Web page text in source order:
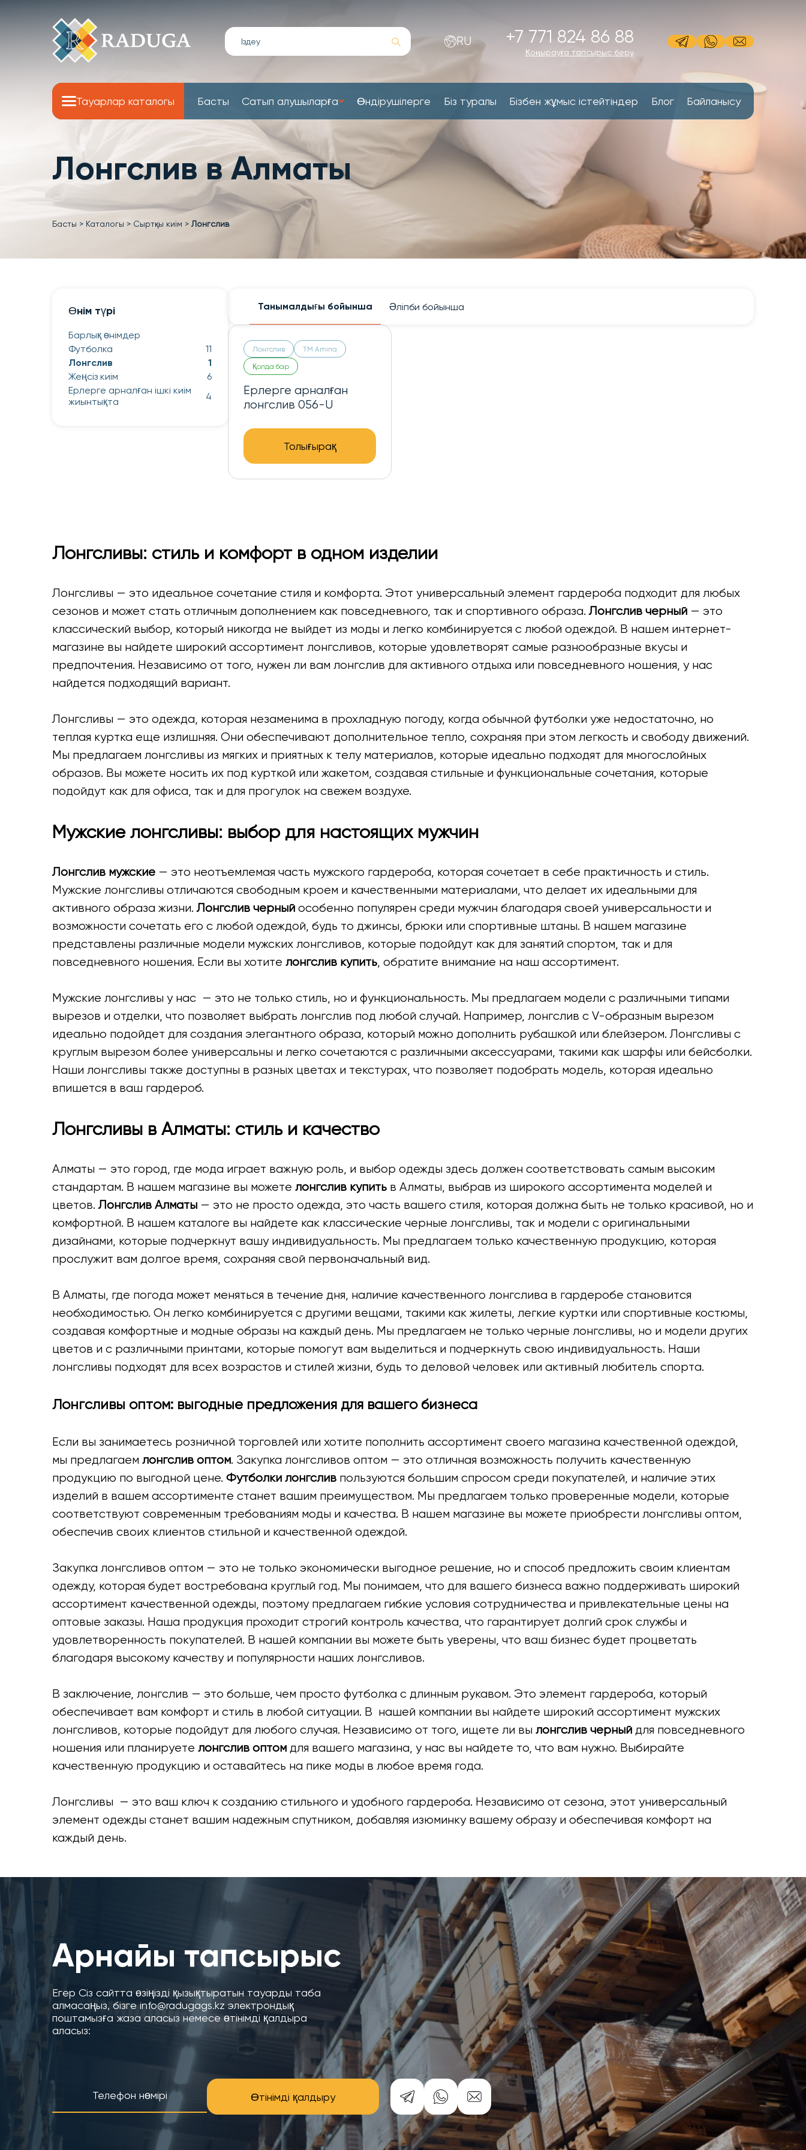
RU +7 771 824 86 88
Қоңырауға тапсырыс беру
Тауарлар каталогы Басты Сатып алушыларға Өндірушілерге Біз туралы Бізбен жұмыс істейтіндер Блог Байланысу
Лонгслив в Алматы
Басты > Каталогы > Сыртқы киім > Лонгслив
Өнім түрі
Барлық өнімдер
Футболка
11
Лонгслив
1
Жеңсіз киім
6
Ерлерге арналған ішкі киім
жиынтықта
4
Танымалдығы бойынша Әліпби бойынша
Лонгслив ТМ Amina
Қолда бар
Ерлерге арналған
лонгслив 056-U
Толығырақ
Лонгсливы: стиль и комфорт в одном изделии
Лонгсливы — это идеальное сочетание стиля и комфорта. Этот универсальный элемент гардероба подходит для любых
сезонов и может стать отличным дополнением как повседневного, так и спортивного образа.Лонгслив черный — это
классический выбор, который никогда не выйдет из моды и легко комбинируется с любой одеждой. В нашем интернет-
магазине вы найдете широкий ассортимент лонгсливов, которые удовлетворят самые разнообразные вкусы и
предпочтения. Независимо от того, нужен ли вам лонгслив для активного отдыха или повседневного ношения, у нас
найдется подходящий вариант.
Лонгсливы — это одежда, которая незаменима в прохладную погоду, когда обычной футболки уже недостаточно, но
теплая куртка еще излишняя. Они обеспечивают дополнительное тепло, сохраняя при этом легкость и свободу движений.
Мы предлагаем лонгсливы из мягких и приятных к телу материалов, которые идеально подходят для многослойных
образов. Вы можете носить их под курткой или жакетом, создавая стильные и функциональные сочетания, которые
подойдут как для офиса, так и для прогулок на свежем воздухе.
Мужские лонгсливы: выбор для настоящих мужчин
Лонгслив мужские — это неотъемлемая часть мужского гардероба, которая сочетает в себе практичность и стиль.
Мужские лонгсливы отличаются свободным кроем и качественными материалами, что делает их идеальными для
активного образа жизни.Лонгслив черный особенно популярен среди мужчин благодаря своей универсальности и
возможности сочетать его с любой одеждой, будь то джинсы, брюки или спортивные штаны. В нашем магазине
представлены различные модели мужских лонгсливов, которые подойдут как для занятий спортом, так и для
повседневного ношения. Если вы хотите лонгслив купить, обратите внимание на наш ассортимент.
Мужские лонгсливы у нас — это не только стиль, но и функциональность. Мы предлагаем модели с различными типами
вырезов и отделки, что позволяет выбрать лонгслив под любой случай. Например, лонгслив с V-образным вырезом
идеально подойдет для создания элегантного образа, который можно дополнить рубашкой или блейзером. Лонгсливы с
круглым вырезом более универсальны и легко сочетаются с различными аксессуарами, такими как шарфы или бейсболки.
Наши лонгсливы также доступны в разных цветах и текстурах, что позволяет подобрать модель, которая идеально
впишется в ваш гардероб.
Лонгсливы в Алматы: стиль и качество
Алматы — это город, где мода играет важную роль, и выбор одежды здесь должен соответствовать самым высоким
стандартам. В нашем магазине вы можете лонгслив купить в Алматы, выбрав из широкого ассортимента моделей и
цветов.Лонгслив Алматы — это не просто одежда, это часть вашего стиля, которая должна быть не только красивой, но и
комфортной. В нашем каталоге вы найдете как классические черные лонгсливы, так и модели с оригинальными
дизайнами, которые подчеркнут вашу индивидуальность. Мы предлагаем только качественную продукцию, которая
прослужит вам долгое время, сохраняя свой первоначальный вид.
В Алматы, где погода может меняться в течение дня, наличие качественного лонгслива в гардеробе становится
необходимостью. Он легко комбинируется с другими вещами, такими как жилеты, легкие куртки или спортивные костюмы,
создавая комфортные и модные образы на каждый день. Мы предлагаем не только черные лонгсливы, но и модели других
цветов и с различными принтами, которые помогут вам выделиться и подчеркнуть свою индивидуальность. Наши
лонгсливы подходят для всех возрастов и стилей жизни, будь то деловой человек или активный любитель спорта.
Лонгсливы оптом: выгодные предложения для вашего бизнеса
Если вы занимаетесь розничной торговлей или хотите пополнить ассортимент своего магазина качественной одеждой,
мы предлагаем лонгслив оптом. Закупка лонгсливов оптом — это отличная возможность получить качественную
продукцию по выгодной цене. Футболки лонгслив пользуются большим спросом среди покупателей, и наличие этих
изделий в вашем ассортименте станет вашим преимуществом. Мы предлагаем только проверенные модели, которые
соответствуют современным требованиям моды и качества. В нашем магазине вы можете приобрести лонгсливы оптом,
обеспечив своих клиентов стильной и качественной одеждой.
Закупка лонгсливов оптом — это не только экономически выгодное решение, но и способ предложить своим клиентам
одежду, которая будет востребована круглый год. Мы понимаем, что для вашего бизнеса важно поддерживать широкий
ассортимент качественной одежды, поэтому предлагаем гибкие условия сотрудничества и привлекательные цены на
оптовые заказы. Наша продукция проходит строгий контроль качества, что гарантирует долгий срок службы и
удовлетворенность покупателей. В нашей компании вы можете быть уверены, что ваш бизнес будет процветать
благодаря высокому качеству и популярности наших лонгсливов.
В заключение, лонгслив — это больше, чем просто футболка с длинным рукавом. Это элемент гардероба, который
обеспечивает вам комфорт и стиль в любой ситуации. В нашей компании вы найдете широкий ассортимент мужских
лонгсливов, которые подойдут для любого случая. Независимо от того, ищете ли вы лонгслив черный для повседневного
ношения или планируете лонгслив оптом для вашего магазина, у нас вы найдете то, что вам нужно. Выбирайте
качественную продукцию и оставайтесь на пике моды в любое время года.
Лонгсливы — это ваш ключ к созданию стильного и удобного гардероба. Независимо от сезона, этот универсальный
элемент одежды станет вашим надежным спутником, добавляя изюминку вашему образу и обеспечивая комфорт на
каждый день.
Арнайы тапсырыс
Егер Сіз сайтта өзіңізді қызықтыратын тауарды таба
алмасаңыз, бізге info@radugags.kz электрондық
поштамызға жаза аласыз немесе өтінімді қалдыра
аласыз:
Өтінімді қалдыру